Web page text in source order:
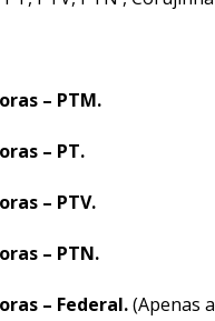
– PTM.
– PT.
– PTV.
– PTN.
– Federal.(Apenas